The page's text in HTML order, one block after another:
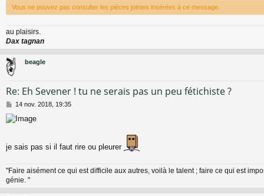
e
Vous ne pouvez pas consulter les pièces jointes insérées à ce message.
au plaisirs.
Dax tagnan
beagle
Re: Eh Sevener ! tu ne serais pas un peu fétichiste ?
M
e
s
g
14 nov. 2018, 19:35
je sais pas si il faut rire ou pleurer
"Faire aisément ce qui est difficile aux autres, voilà le talent ; faire ce qui est
génie. "